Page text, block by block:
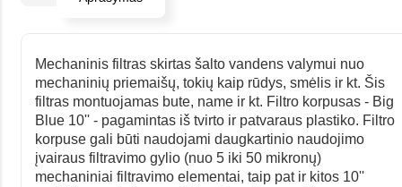
Mechaninis filtras skirtas šalto vandens valymui nuo
mechaninių priemaišų, tokių kaip rūdys, smėlis ir kt. Šis
filtras montuojamas bute, name ir kt. Filtro korpusas - Big
Blue 10'' - pagamintas iš tvirto ir patvaraus plastiko. Filtro
korpuse gali būti naudojami daugkartinio naudojimo
įvairaus filtravimo gylio (nuo 5 iki 50 mikronų)
mechaniniai filtravimo elementai, taip pat ir kitos 10''